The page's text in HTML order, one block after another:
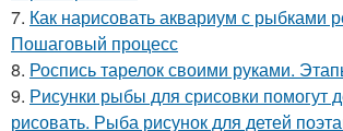
7. Как нарисовать аквариум с рыбками
Пошаговый процесс
8. Роспись тарелок своими руками.
9. Рисунки рыбы для срисовки помогут
рисовать. Рыба рисунок для детей